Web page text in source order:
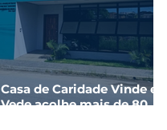
Casa de Caridade Vinde e
Vede acolhe mais de 80